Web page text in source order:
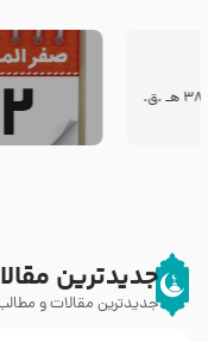
2
جدیدترین
جدیدترین مقالات و